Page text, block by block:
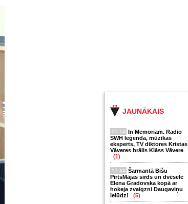
JAUNĀKAIS
05:14 In Memoriam. Radio
SWH leģenda, mūzikas
eksperts, TV diktores Kristas
Vāveres brālis Klāss Vāvere
(1)
17:44 Šarmantā Bišu
PirtsMājas sirds un dvēsele
Elena Gradovska kopā ar
hokeja zvaigzni Daugaviņu
ielūdz!
(5)